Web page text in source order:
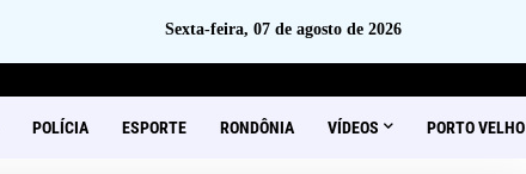
Sexta-feira, 07 de agosto de 2026
POLÍCIA ESPORTE RONDÔNIA VÍDEOS PORTO VELHO